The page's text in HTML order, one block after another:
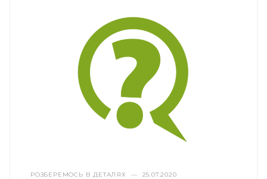
РОЗБЕРЕМОСЬ В ДЕТАЛЯХ — 25.07.2020